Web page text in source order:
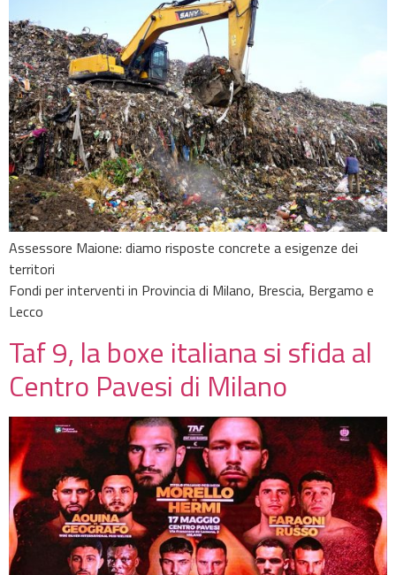
Assessore Maione: diamo risposte concrete a esigenze dei
territori
Fondi per interventi in Provincia di Milano, Brescia, Bergamo e
Lecco
Taf 9, la boxe italiana si sfida al
Centro Pavesi di Milano